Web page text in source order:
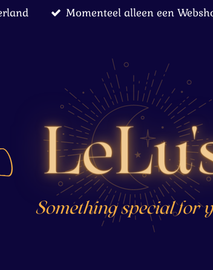
Momenteel alleen een